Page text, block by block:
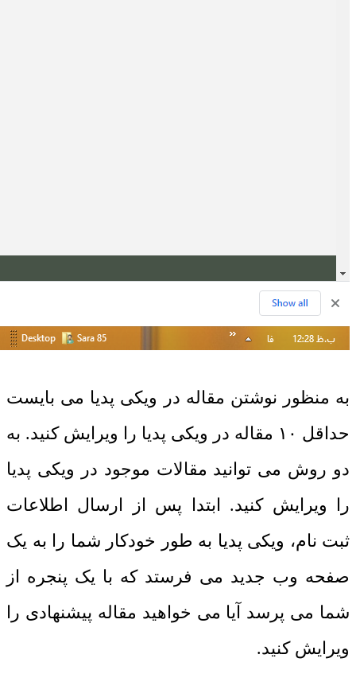
به منظور نوشتن مقاله در ویکی پدیا می بایست
حداقل ۱۰ مقاله در ویکی پدیا را ویرایش کنید. به
دو روش می توانید مقالات موجود در ویکی پدیا
را ویرایش کنید. ابتدا پس از ارسال اطلاعات
ثبت نام، ویکی پدیا به طور خودکار شما را به یک
صفحه وب جدید می فرستد که با یک پنجره از
شما می پرسد آیا می خواهید مقاله پیشنهادی را
ویرایش کنید.